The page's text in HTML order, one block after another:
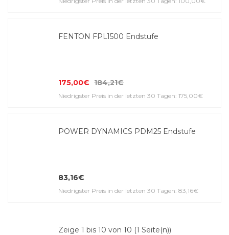
FENTON FPL1500 Endstufe
175,00€ 184,21€
Niedrigster Preis in der letzten 30 Tagen: 175,00€
POWER DYNAMICS PDM25 Endstufe
83,16€
Niedrigster Preis in der letzten 30 Tagen: 83,16€
Zeige 1 bis 10 von 10 (1 Seite(n))